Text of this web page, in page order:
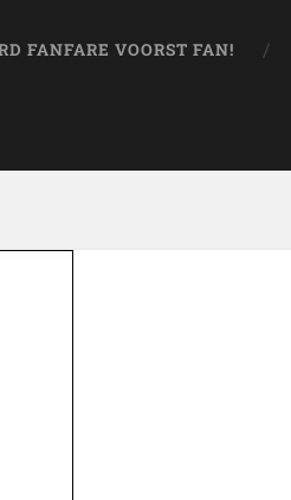
FANFARE VOORST FAN!